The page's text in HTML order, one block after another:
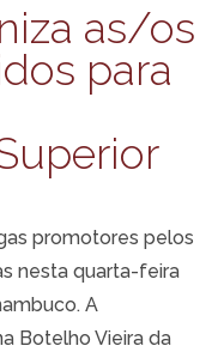
as/os
para
promotores pelos
nesta quarta-feira
A
Botelho Vieira da